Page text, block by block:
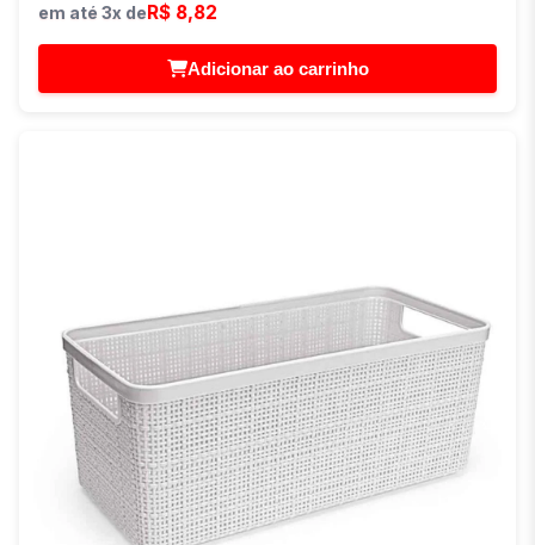
em até 3x de R$ 8,82
Adicionar ao carrinho